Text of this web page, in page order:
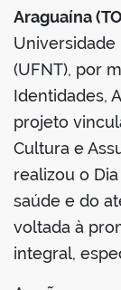
Araguaína
Universidade
(UFNT), por
Identidades,
projeto
Cultura e
realizou o
saúde e do
voltada à
integral,